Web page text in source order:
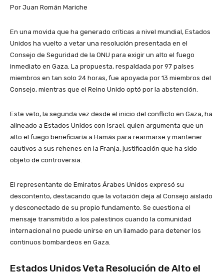
Por Juan Román Mariche
En una movida que ha generado críticas a nivel mundial, Estados
Unidos ha vuelto a vetar una resolución presentada en el
Consejo de Seguridad de la ONU para exigir un alto el fuego
inmediato en Gaza. La propuesta, respaldada por 97 países
miembros en tan solo 24 horas, fue apoyada por 13 miembros del
Consejo, mientras que el Reino Unido optó por la abstención.
Este veto, la segunda vez desde el inicio del conflicto en Gaza, ha
alineado a Estados Unidos con Israel, quien argumenta que un
alto el fuego beneficiaría a Hamás para rearmarse y mantener
cautivos a sus rehenes en la Franja, justificación que ha sido
objeto de controversia.
El representante de Emiratos Árabes Unidos expresó su
descontento, destacando que la votación deja al Consejo aislado
y desconectado de su propio fundamento. Se cuestiona el
mensaje transmitido a los palestinos cuando la comunidad
internacional no puede unirse en un llamado para detener los
continuos bombardeos en Gaza.
Estados Unidos Veta Resolución de Alto el